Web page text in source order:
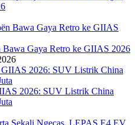
Gaya Retro ke GIIAS 2026
2026: SUV Listrik China